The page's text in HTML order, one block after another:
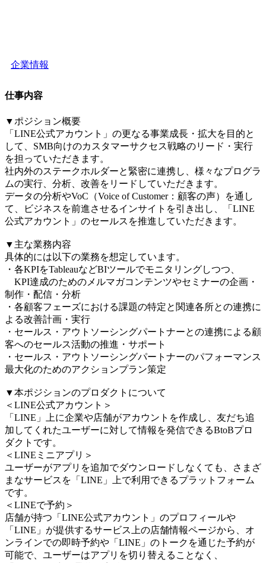
企業情報
仕事内容
▼ポジション概要
「LINE公式アカウント」の更なる事業成長・拡大を目的と
して、SMB向けのカスタマーサクセス戦略のリード・実行
を担っていただきます。
社内外のステークホルダーと緊密に連携し、様々なプログラ
ムの実行、分析、改善をリードしていただきます。
データの分析やVoC（Voice of Customer：顧客の声）を通し
て、ビジネスを前進させるインサイトを引き出し、「LINE
公式アカウント」のセールスを推進していただきます。
▼主な業務内容
具体的には以下の業務を想定しています。
・各KPIをTableauなどBIツールでモニタリングしつつ、
KPI達成のためのメルマガコンテンツやセミナーの企画・
制作・配信・分析
・各顧客フェーズにおける課題の特定と関連各所との連携に
よる改善計画・実行
・セールス・アウトソーシングパートナーとの連携による顧
客へのセールス活動の推進・サポート
・セールス・アウトソーシングパートナーのパフォーマンス
最大化のためのアクションプラン策定
▼本ポジションのプロダクトについて
＜LINE公式アカウント＞
「LINE」上に企業や店舗がアカウントを作成し、友だち追
加してくれたユーザーに対して情報を発信できるBtoBプロ
ダクトです。
＜LINEミニアプリ＞
ユーザーがアプリを追加でダウンロードしなくても、さまざ
まなサービスを「LINE」上で利用できるプラットフォーム
です。
＜LINEで予約＞
店舗が持つ「LINE公式アカウント」のプロフィールや
「LINE」が提供するサービス上の店舗情報ページから、オ
ンラインでの即時予約や「LINE」のトークを通じた予約が
可能で、ユーザーはアプリを切り替えることなく、